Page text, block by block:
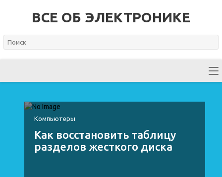
ВСЕ ОБ ЭЛЕКТРОНИКЕ
Компьютеры
Как восстановить таблицу
разделов жесткого диска